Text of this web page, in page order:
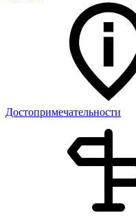
Достопримечательности